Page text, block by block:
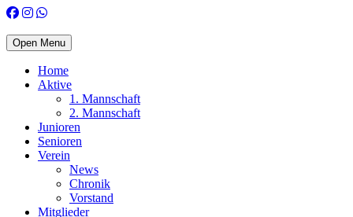
Open Menu
Home
Aktive
1. Mannschaft
2. Mannschaft
Junioren
Senioren
Verein
News
Chronik
Vorstand
Mitglieder